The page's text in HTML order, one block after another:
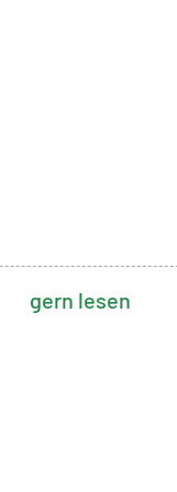
gern lesen